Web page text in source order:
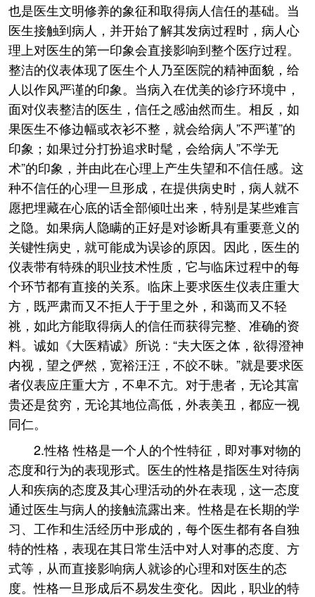
也是医生文明修养的象征和取得病人信任的基础。当
医生接触到病人，并开始了解其发病过程时，病人心
理上对医生的第一印象会直接影响到整个医疗过程。
整洁的仪表体现了医生个人乃至医院的精神面貌，给
人以作风严谨的印象。当病入在优美的诊疗环境中，
面对仪表整洁的医生，信任之感油然而生。相反，如
果医生不修边幅或衣衫不整，就会给病人”不严谨”的
印象；如果过分打扮追求时髦，会给病人”不学无
术”的印象，并由此在心理上产生失望和不信任感。这
种不信任的心理一旦形成，在提供病史时，病人就不
愿把埋藏在心底的话全部倾吐出来，特别是某些难言
之隐。如果病人隐瞒的正好是对诊断具有重要意义的
关键性病史，就可能成为误诊的原因。因此，医生的
仪表带有特殊的职业技术性质，它与临床过程中的每
个环节都有直接的关系。临床上要求医生仪表庄重大
方，既严肃而又不拒人于于里之外，和蔼而又不轻
祧，如此方能取得病人的信任而获得完整、准确的资
料。诚如《大医精诚》所说：“夫大医之体，欲得澄神
内视，望之俨然，宽裕汪汪，不皎不昧。”就是要求医
者仪表应庄重大方，不卑不亢。对于患者，无论其富
贵还是贫穷，无论其地位高低，外表美丑，都应一视
同仁。
2.性格 性格是一个人的个性特征，即对事对物的
态度和行为的表现形式。医生的性格是指医生对待病
人和疾病的态度及其心理活动的外在表现，这一态度
通过医生与病人的接触流露出来。性格是在长期的学
习、工作和生活经历中形成的，每个医生都有各自独
特的性格，表现在其日常生活中对人对事的态度、方
式等，从而直接影响病人就诊的心理和对医生的态
度。性格一旦形成后不易发生变化。因此，职业的特